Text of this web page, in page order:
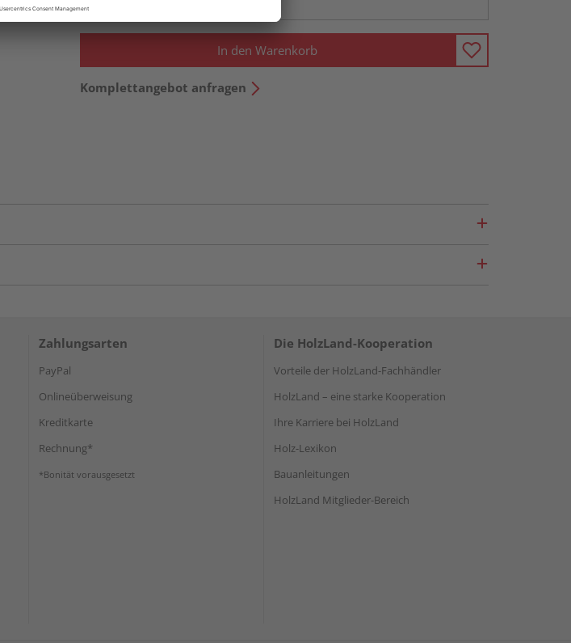
In den Warenkorb
Komplettangebot anfragen
Zahlungsarten
PayPal
Onlineüberweisung
Kreditkarte
Rechnung*
*Bonität vorausgesetzt
Die HolzLand-Kooperation
Vorteile der HolzLand-Fachhändler
HolzLand – eine starke Kooperation
Ihre Karriere bei HolzLand
Holz-Lexikon
Bauanleitungen
HolzLand Mitglieder-Bereich